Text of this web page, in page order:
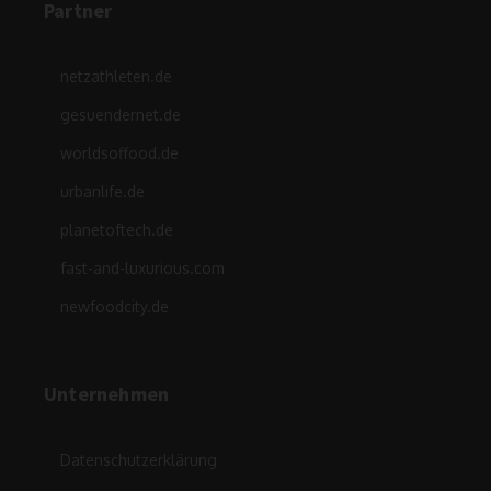
Partner
netzathleten.de
gesuendernet.de
worldsoffood.de
urbanlife.de
planetoftech.de
fast-and-luxurious.com
newfoodcity.de
Unternehmen
Datenschutzerklärung